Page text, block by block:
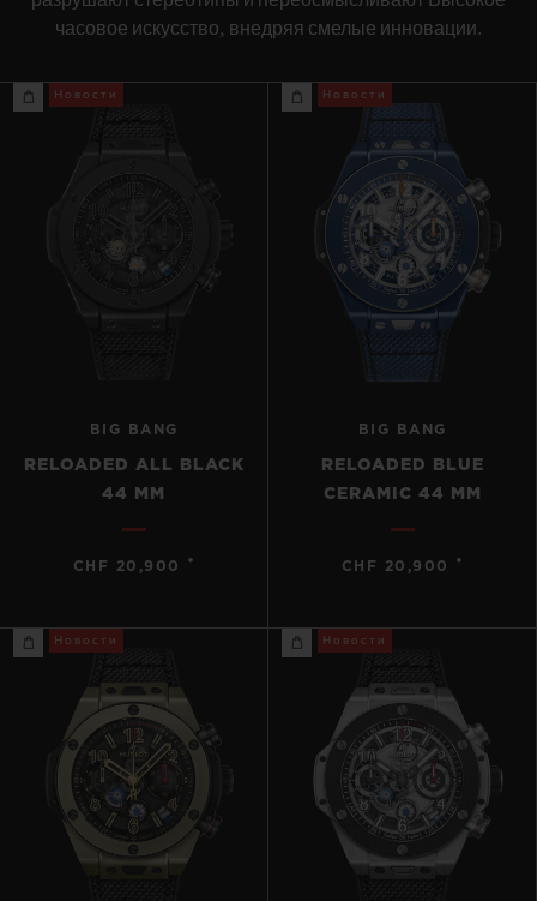
часовое искусство, внедряя смелые инновации.
Новости
BIG BANG
RELOADED ALL BLACK
44 MM
CHF 20,900 •
Новости
BIG BANG
RELOADED BLUE
CERAMIC 44 MM
CHF 20,900 •
Новости Новости